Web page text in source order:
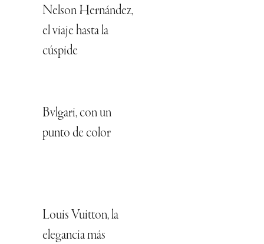
Nelson Hernández,
el viaje hasta la
cúspide
Bvlgari, con un
punto de color
Louis Vuitton, la
elegancia más